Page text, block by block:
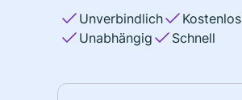
Unverbindlich
Kostenlos
Unabhängig
Schnell